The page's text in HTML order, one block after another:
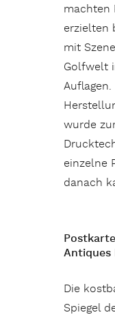
machten
erzielten
mit
Golfwelt
wurde
einzelne
danach
Antiques
Die
Spiegel